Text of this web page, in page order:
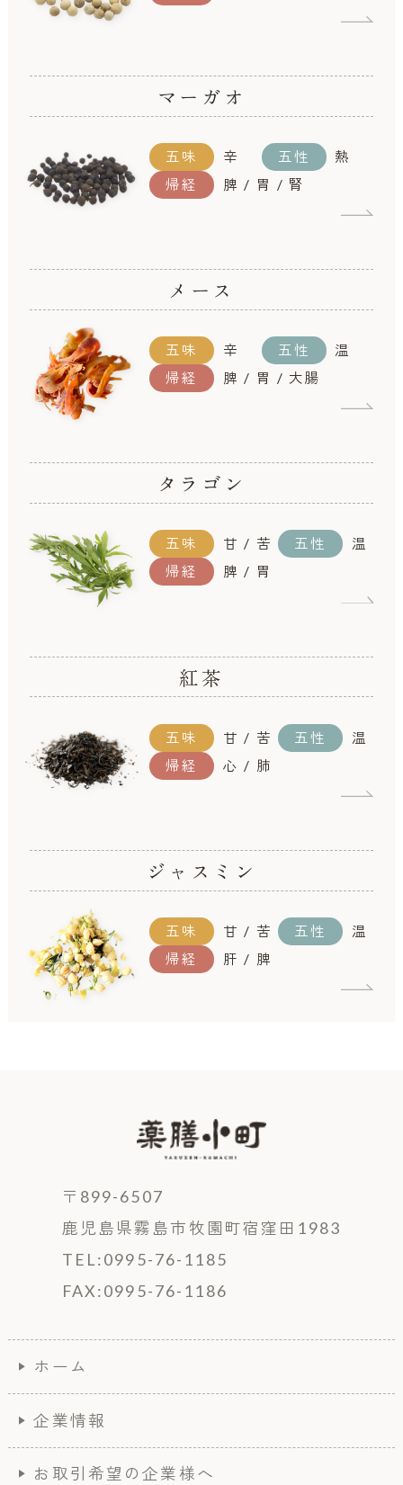
マーガオ
五味 辛 五性
熱
帰経
脾 / 胃 / 腎
メース
五味 辛 五性
温
帰経
脾 / 胃 / 大腸
タラゴン
五味 甘 / 苦 五性
温
帰経
脾 / 胃
紅茶
五味 甘 / 苦 五性
温
帰経
心 / 肺
ジャスミン
五味 甘 / 苦 五性
温
帰経
肝 / 脾
〒899-6507
鹿児島県霧島市牧園町宿窪田1983
TEL:0995-76-1185
FAX:0995-76-1186
ホーム
企業情報
お取引希望の企業様へ